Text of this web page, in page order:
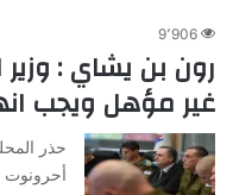
9٬906
رون بن يشاي : وزير
غير مؤهل ويجب
حذر